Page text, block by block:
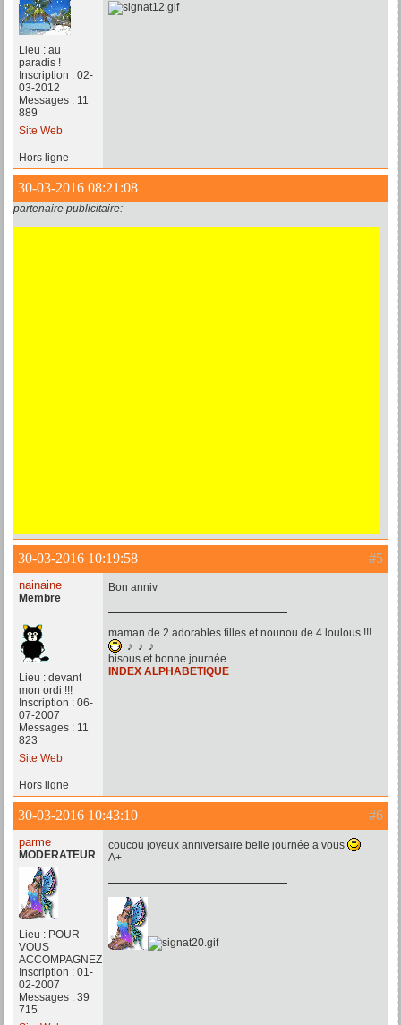
Lieu : au
paradis !
Inscription : 02-
03-2012
Messages : 11
889
Site Web
Hors ligne
30-03-2016 08:21:08
partenaire publicitaire:
#5
30-03-2016 10:19:58
nainaine
Membre
Lieu : devant
mon ordi !!!
Inscription : 06-
07-2007
Messages : 11
823
Site Web
Bon anniv
maman de 2 adorables filles et nounou de 4 loulous !!!
♪ ♪ ♪
bisous et bonne journée
INDEX ALPHABETIQUE
Hors ligne
#6
30-03-2016 10:43:10
parme
MODERATEUR
Lieu : POUR
VOUS
ACCOMPAGNEZ
Inscription : 01-
02-2007
Messages : 39
715
coucou joyeux anniversaire belle journée a vous
A+